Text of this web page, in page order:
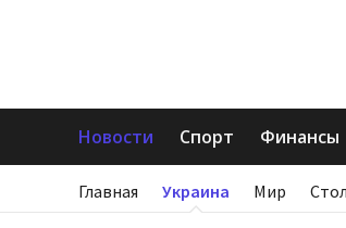
Новости Спорт Финансы
Главная Украина Мир